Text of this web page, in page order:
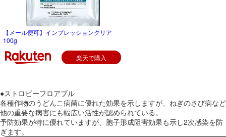
【メール便可】インプレッションクリア
100g
楽天で購入
●ストロビーフロアブル
各種作物のうどんこ病菌に優れた効果を示しますが、ねぎのさび病など
他の重要な病害にも幅広い活性が認められている。
予防効果が特に優れていますが、胞子形成阻害効果も示し2次感染を防
ぎます。